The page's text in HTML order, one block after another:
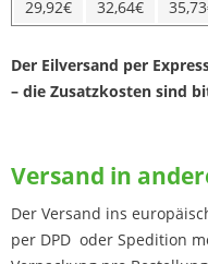
29,92€
32,64€
Der Eilversand per
– die Zusatzkosten sind
Versand in
Der Versand ins
per DPD oder Spedition